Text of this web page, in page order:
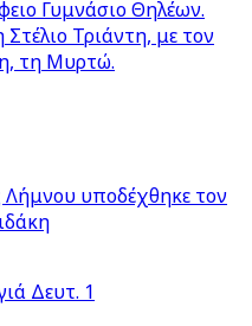
Γυμνάσιο Θηλέων.
Τριάντη, με τον
τη Μυρτώ.
υποδέχθηκε τον
Δευτ. 1